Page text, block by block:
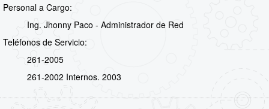
Personal a Cargo:
Ing. Jhonny Paco - Administrador de Red
Teléfonos de Servicio:
261-2005
261-2002 Internos. 2003